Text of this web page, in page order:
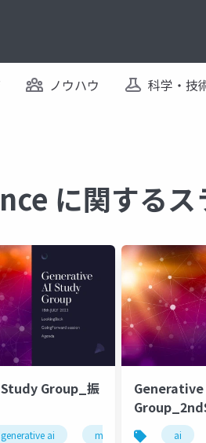
ノウハウ 科学・技
に関するス
Group_振
generative ai machine learning ai